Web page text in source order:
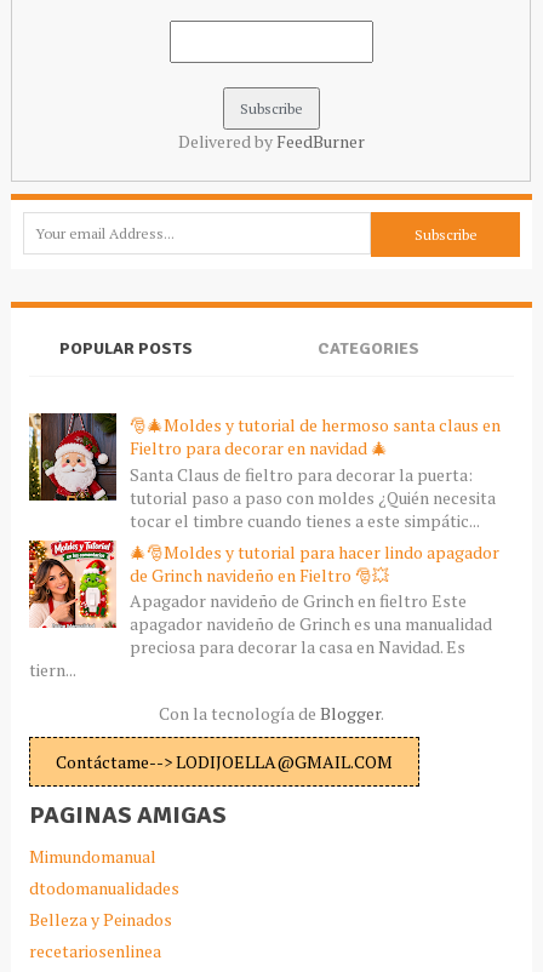
Delivered by FeedBurner
POPULAR POSTS CATEGORIES
🎅🎄Moldes y tutorial de hermoso santa claus en
Fieltro para decorar en navidad 🎄
Santa Claus de fieltro para decorar la puerta:
tutorial paso a paso con moldes ¿Quién necesita
tocar el timbre cuando tienes a este simpátic...
🎄🎅Moldes y tutorial para hacer lindo apagador
de Grinch navideño en Fieltro 🎅💥
Apagador navideño de Grinch en fieltro Este
apagador navideño de Grinch es una manualidad
preciosa para decorar la casa en Navidad. Es
tiern...
Con la tecnología de Blogger.
Contáctame--> LODIJOELLA@GMAIL.COM
PAGINAS AMIGAS
Mimundomanual
dtodomanualidades
Belleza y Peinados
recetariosenlinea